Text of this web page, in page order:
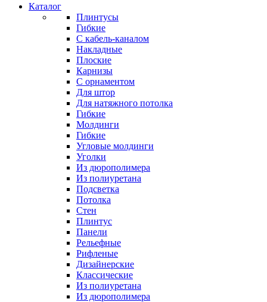
Каталог
Плинтусы
Гибкие
C кабель-каналом
Накладные
Плоские
Карнизы
С орнаментом
Для штор
Для натяжного потолка
Гибкие
Молдинги
Гибкие
Угловые молдинги
Уголки
Из дюрополимера
Из полиуретана
Подсветка
Потолка
Стен
Плинтус
Панели
Рельефные
Рифленые
Дизайнерские
Классические
Из полиуретана
Из дюрополимера